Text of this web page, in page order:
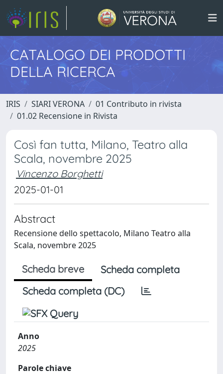
CATALOGO DEI PRODOTTI
DELLA RICERCA
IRIS SIARI VERONA
01 Contributo in rivista
01.02 Recensione in Rivista
Così fan tutta, Milano, Teatro alla
Scala, novembre 2025
Vincenzo Borghetti
2025-01-01
Abstract
Recensione dello spettacolo, Milano Teatro alla
Scala, novembre 2025
Scheda breve
Scheda completa
Scheda completa (DC)
Anno
2025
Parole chiave